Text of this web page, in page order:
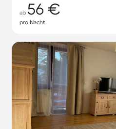
ab 56 €
pro Nacht